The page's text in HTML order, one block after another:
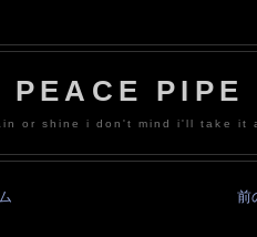
PEACE PIPE
or shine i don't mind i'll take it
前